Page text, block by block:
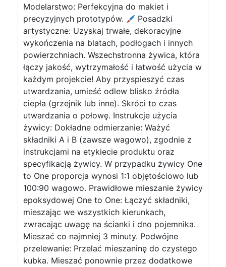
Modelarstwo: Perfekcyjna do makiet i
precyzyjnych prototypów.
Posadzki
artystyczne: Uzyskaj trwałe, dekoracyjne
wykończenia na blatach, podłogach i innych
powierzchniach. Wszechstronna żywica, która
łączy jakość, wytrzymałość i łatwość użycia w
każdym projekcie! Aby przyspieszyć czas
utwardzania, umieść odlew blisko źródła
ciepła (grzejnik lub inne). Skróci to czas
utwardzania o połowę. Instrukcje użycia
żywicy: Dokładne odmierzanie: Ważyć
składniki A i B (zawsze wagowo), zgodnie z
instrukcjami na etykiecie produktu oraz
specyfikacją żywicy. W przypadku żywicy One
to One proporcja wynosi 1:1 objętościowo lub
100:90 wagowo. Prawidłowe mieszanie żywicy
epoksydowej One to One: Łączyć składniki,
mieszając we wszystkich kierunkach,
zwracając uwagę na ścianki i dno pojemnika.
Mieszać co najmniej 3 minuty. Podwójne
przelewanie: Przelać mieszaninę do czystego
kubka. Mieszać ponownie przez dodatkowe